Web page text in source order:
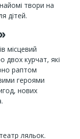
твори на
дітей.
місцевий
двох курчат, які
раптом
героями
нових
ляльок.